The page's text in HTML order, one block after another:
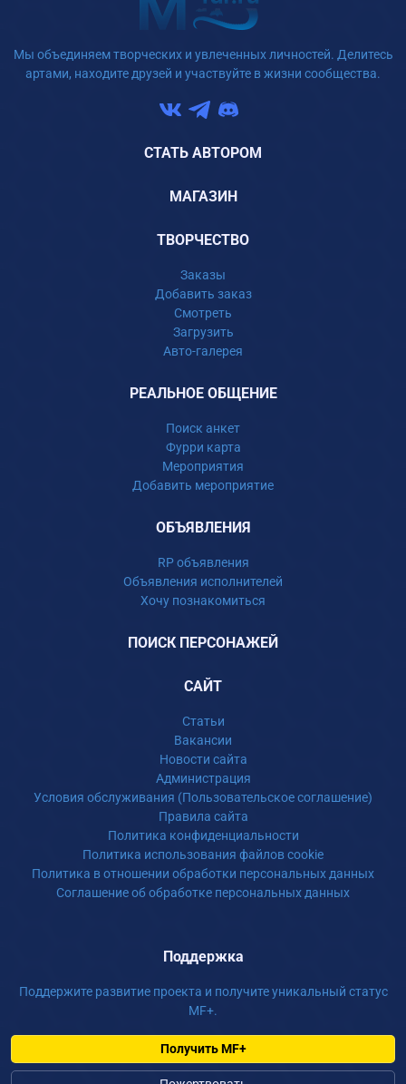
Мы объединяем творческих и увлеченных личностей. Делитесь
артами, находите друзей и участвуйте в жизни сообщества.
СТАТЬ АВТОРОМ
МАГАЗИН
ТВОРЧЕСТВО
Заказы
Добавить заказ
Смотреть
Загрузить
Авто-галерея
РЕАЛЬНОЕ ОБЩЕНИЕ
Поиск анкет
Фурри карта
Мероприятия
Добавить мероприятие
ОБЪЯВЛЕНИЯ
RP объявления
Объявления исполнителей
Хочу познакомиться
ПОИСК ПЕРСОНАЖЕЙ
САЙТ
Статьи
Вакансии
Новости сайта
Администрация
Условия обслуживания (Пользовательское соглашение)
Правила сайта
Политика конфиденциальности
Политика использования файлов cookie
Политика в отношении обработки персональных данных
Соглашение об обработке персональных данных
Поддержка
Поддержите развитие проекта и получите уникальный статус
MF+.
Получить MF+